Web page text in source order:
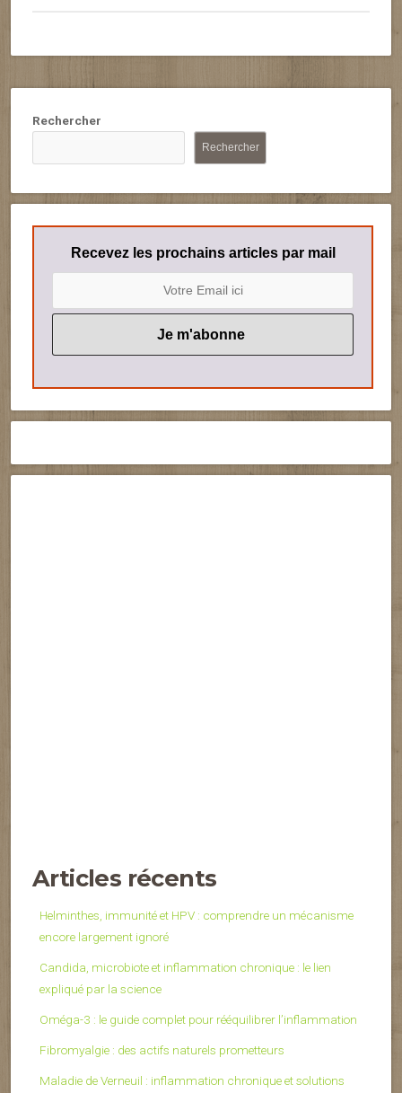
Rechercher
Rechercher
Recevez les prochains articles par mail
Articles récents
Helminthes, immunité et HPV : comprendre un mécanisme
encore largement ignoré
Candida, microbiote et inflammation chronique : le lien
expliqué par la science
Oméga-3 : le guide complet pour rééquilibrer l’inflammation
Fibromyalgie : des actifs naturels prometteurs
Maladie de Verneuil : inflammation chronique et solutions